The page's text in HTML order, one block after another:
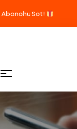
Abonohu Sot!